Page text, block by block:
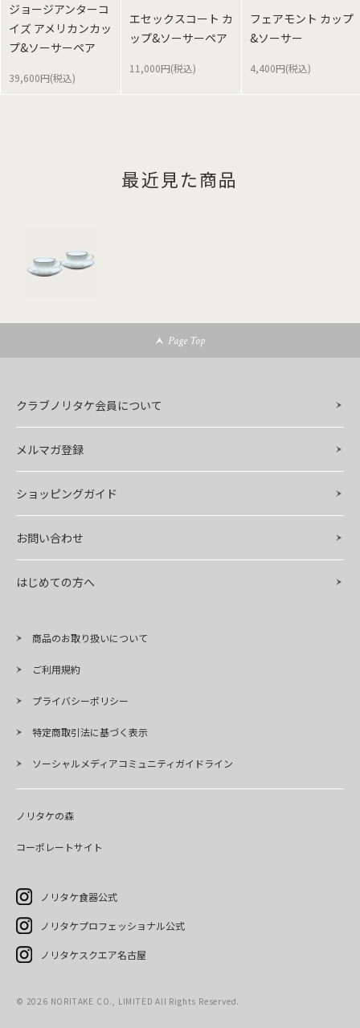
ジョージアンターコ
イズ アメリカンカッ
プ&ソーサーペア
39,600円(税込)
エセックスコート カ
ップ&ソーサーペア
11,000円(税込)
フェアモント カップ
&ソーサー
4,400円(税込)
最近見た商品
Page Top
クラブノリタケ会員について
メルマガ登録
ショッピングガイド
お問い合わせ
はじめての方へ
商品のお取り扱いについて
ご利用規約
プライバシーポリシー
特定商取引法に基づく表示
ソーシャルメディアコミュニティガイドライン
ノリタケの森
コーポレートサイト
ノリタケ食器公式
ノリタケプロフェッショナル公式
ノリタケスクエア名古屋
© 2026 NORITAKE CO., LIMITED All Rights Reserved.